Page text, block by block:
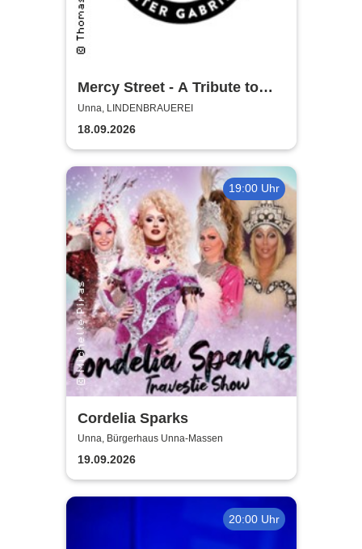
Mercy Street - A Tribute to
Peter Gabriel
Unna, LINDENBRAUEREI
18.09.2026
19:00 Uhr
Cordelia Sparks
Unna, Bürgerhaus Unna-Massen
19.09.2026
20:00 Uhr